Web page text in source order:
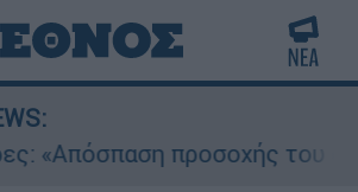
προσοχής του